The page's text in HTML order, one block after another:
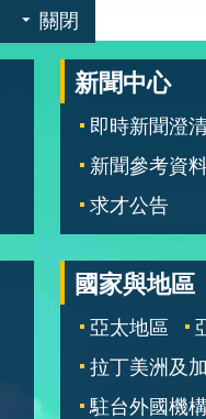
關閉
新聞中心
即時新聞澄
新聞參考資
求才公告
國家與地區
亞太地區
拉丁美洲及
駐台外國機